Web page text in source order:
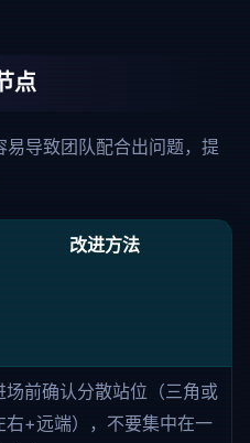
点
导致团队配合出问题，提
改进方法
场前确认分散站位（三角或
右+远端），不要集中在一